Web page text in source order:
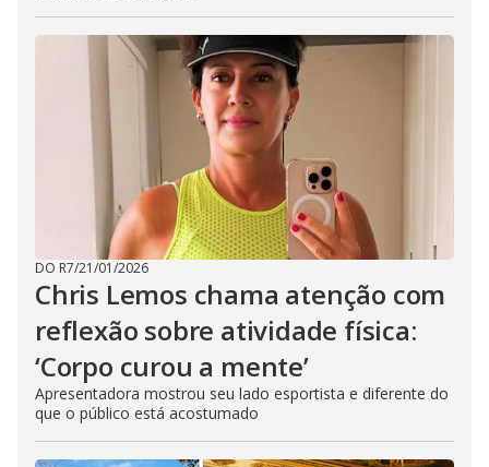
DO R7/21/01/2026
Chris Lemos chama atenção com
reflexão sobre atividade física:
‘Corpo curou a mente’
Apresentadora mostrou seu lado esportista e diferente do
que o público está acostumado